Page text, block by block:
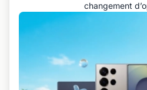
changement